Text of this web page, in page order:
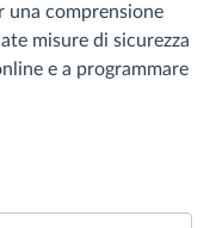
una comprensione
misure di sicurezza
e a programmare